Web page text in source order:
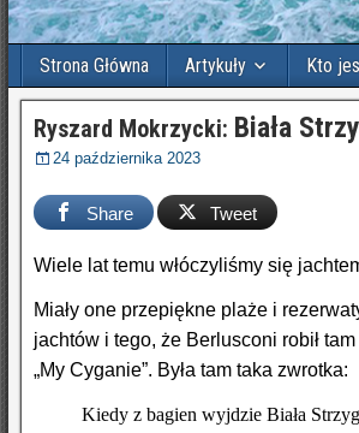
Strona Główna Artykuły Kto
Ryszard Mokrzycki: Biała
24 października 2023
Share Tweet
Wiele lat temu włóczyliśmy się
Miały one przepiękne plaże i
jachtów i tego, że Berlusconi robił
„My Cyganie”. Była tam taka zwrotka:
Kiedy z bagien wyjdzie Biała